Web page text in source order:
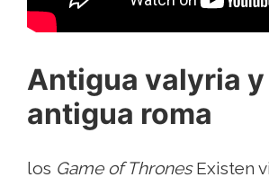
Antigua valyria y
antigua roma
los Game of ThronesExisten